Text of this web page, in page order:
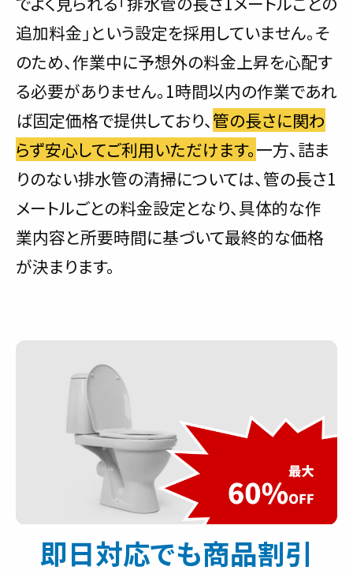
追加料金」という設定を採用していません。そ
のため、作業中に予想外の料金上昇を心配す
る必要がありません。1時間以内の作業であれ
ば固定価格で提供しており、管の長さに関わ
らず安心してご利用いただけます。一方、詰ま
りのない排水管の清掃については、管の長さ1
メートルごとの料金設定となり、具体的な作
業内容と所要時間に基づいて最終的な価格
が決まります。
即日対応でも商品割引